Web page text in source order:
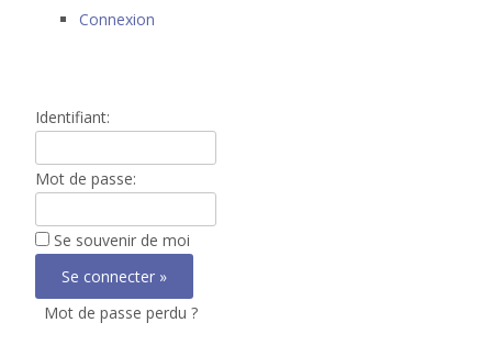
Connexion
Identifiant:
Mot de passe:
Se souvenir de moi
Mot de passe perdu ?